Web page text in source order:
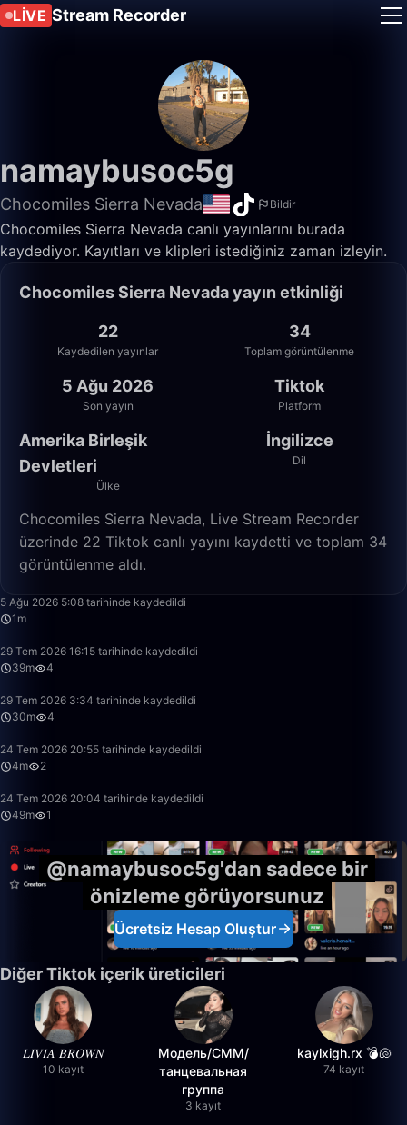
LIVE Stream Recorder
namaybusoc5g
Chocomiles Sierra Nevada Bildir
Chocomiles Sierra Nevada canlı yayınlarını burada
kaydediyor. Kayıtları ve klipleri istediğiniz zaman izleyin.
Chocomiles Sierra Nevada yayın etkinliği
22
Kaydedilen yayınlar
34
Toplam görüntülenme
5 Ağu 2026
Son yayın
Tiktok
Platform
Amerika Birleşik
Devletleri
Ülke
İngilizce
Dil
Chocomiles Sierra Nevada, Live Stream Recorder
üzerinde 22 Tiktok canlı yayını kaydetti ve toplam 34
görüntülenme aldı.
5 Ağu 2026 5:08 tarihinde kaydedildi
1m
29 Tem 2026 16:15 tarihinde kaydedildi
39m
4
29 Tem 2026 3:34 tarihinde kaydedildi
30m
4
24 Tem 2026 20:55 tarihinde kaydedildi
4m
2
24 Tem 2026 20:04 tarihinde kaydedildi
49m
1
@namaybusoc5g'dan sadece bir
önizleme görüyorsunuz
Ücretsiz Hesap Oluştur
Diğer Tiktok içerik üreticileri
𝐿𝐼𝑉𝐼𝐴 𝐵𝑅𝑂𝑊𝑁
10 kayıt
Модель/СММ/
танцевальная
группа
3 kayıt
kaylxigh.rx 💣🐚
74 kayıt